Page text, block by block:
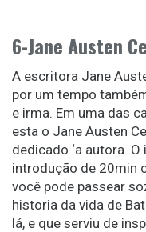
6-Jane Austen
A escritora Jane
por um tempo
e irma. Em uma das
esta o Jane Austen
dedicado ‘a autora.
introdução de 20min
você pode passear
historia da vida de
lá, e que serviu de